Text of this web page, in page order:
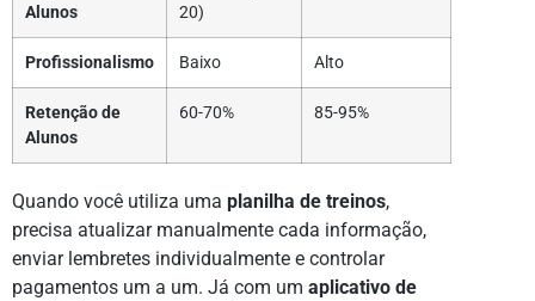
Alunos
20)
Profissionalismo Baixo Alto
Retenção de
Alunos
60-70% 85-95%
Quando você utiliza uma planilha de treinos,
precisa atualizar manualmente cada informação,
enviar lembretes individualmente e controlar
pagamentos um a um. Já com um aplicativo de